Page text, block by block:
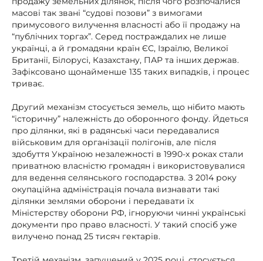
масові так звані “судові позови” з вимогами
примусового вилучення власності або її продажу на
“публічних торгах”. Серед постраждалих не лише
українці, а й громадяни країн ЄС, Ізраїлю, Великої
Британії, Білорусі, Казахстану, ПАР та інших держав.
Зафіксовано щонайменше 135 таких випадків, і процес
триває.
Другий механізм стосується земель, що нібито мають
“історичну” належність до оборонного фонду. Йдеться
про ділянки, які в радянські часи передавалися
військовим для організації полігонів, але після
здобуття Україною незалежності в 1990-х роках стали
приватною власністю громадян і використовувалися
для ведення селянського господарства. З 2014 року
окупаційна адміністрація почала визнавати такі
ділянки землями оборони і передавати їх
Міністерству оборони РФ, ігноруючи чинні українські
документи про право власності. У такий спосіб уже
вилучено понад 25 тисяч гектарів.